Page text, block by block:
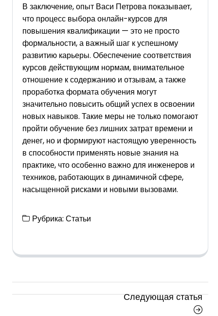
В заключение, опыт Васи Петрова показывает,
что процесс выбора онлайн-курсов для
повышения квалификации — это не просто
формальности, а важный шаг к успешному
развитию карьеры. Обеспечение соответствия
курсов действующим нормам, внимательное
отношение к содержанию и отзывам, а также
проработка формата обучения могут
значительно повысить общий успех в освоении
новых навыков. Такие меры не только помогают
пройти обучение без лишних затрат времени и
денег, но и формируют настоящую уверенность
в способности применять новые знания на
практике, что особенно важно для инженеров и
техников, работающих в динамичной сфере,
насыщенной рисками и новыми вызовами.
Рубрика: Статьи
Навигация
Следующая статья